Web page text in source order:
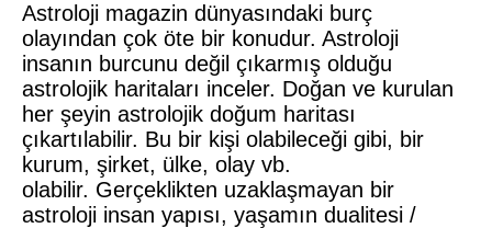
Astroloji magazin dünyasındaki burç
olayından çok öte bir konudur. Astroloji
insanın burcunu değil çıkarmış olduğu
astrolojik haritaları inceler. Doğan ve kurulan
her şeyin astrolojik doğum haritası
çıkartılabilir. Bu bir kişi olabileceği gibi, bir
kurum, şirket, ülke, olay vb.
olabilir. Gerçeklikten uzaklaşmayan bir
astroloji insan yapısı, yaşamın dualitesi /